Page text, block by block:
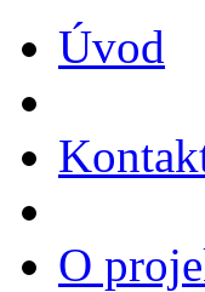
Úvod
O